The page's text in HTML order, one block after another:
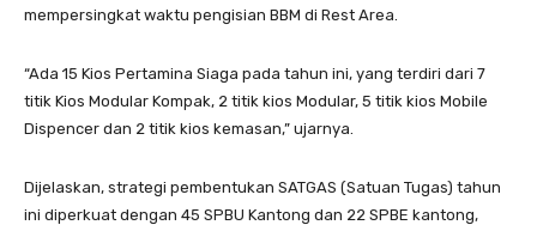
mempersingkat waktu pengisian BBM di Rest Area.
“Ada 15 Kios Pertamina Siaga pada tahun ini, yang terdiri dari 7
titik Kios Modular Kompak, 2 titik kios Modular, 5 titik kios Mobile
Dispencer dan 2 titik kios kemasan,” ujarnya.
Dijelaskan, strategi pembentukan SATGAS (Satuan Tugas) tahun
ini diperkuat dengan 45 SPBU Kantong dan 22 SPBE kantong,